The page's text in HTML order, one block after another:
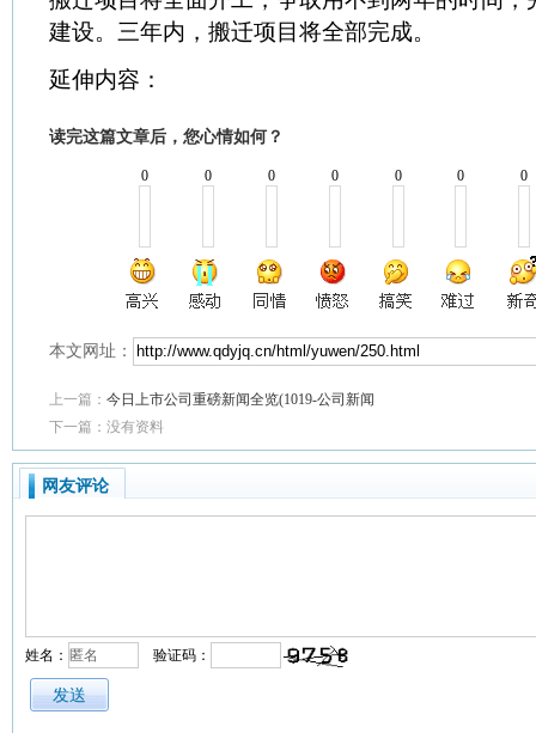
建设。三年内，搬迁项目将全部完成。
延伸内容：
读完这篇文章后，您心情如何？
0 0 0 0 0 0 0
本文网址：
上一篇： 今日上市公司重磅新闻全览(1019-公司新闻
下一篇：没有资料
网友评论
姓名： 验证码：